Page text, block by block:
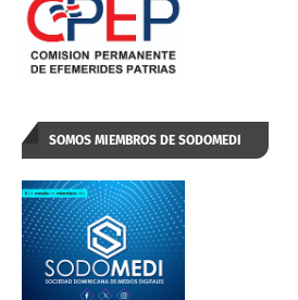
SOMOS MIEMBROS DE SODOMEDI